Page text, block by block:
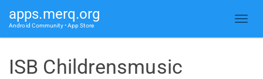
apps.merq.org
Android Community • App Store
ISB Childrensmusic